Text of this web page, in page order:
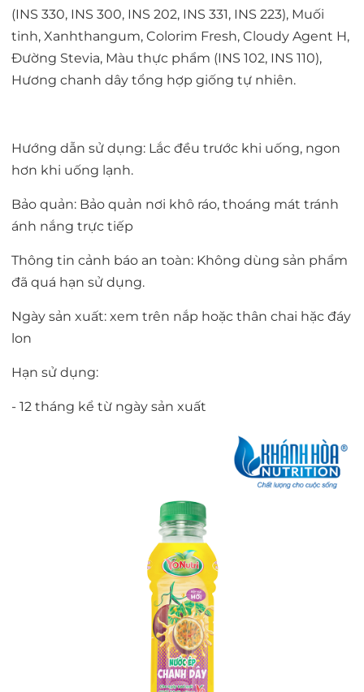
(INS 330, INS 300, INS 202, INS 331, INS 223), Muối
tinh, Xanhthangum, Colorim Fresh, Cloudy Agent H,
Đường Stevia, Màu thực phẩm (INS 102, INS 110),
Hương chanh dây tổng hợp giống tự nhiên.
Hướng dẫn sử dụng: Lắc đều trước khi uống, ngon
hơn khi uống lạnh.
Bảo quản: Bảo quản nơi khô ráo, thoáng mát tránh
ánh nắng trực tiếp
Thông tin cảnh báo an toàn: Không dùng sản phẩm
đã quá hạn sử dụng.
Ngày sản xuất: xem trên nắp hoặc thân chai hặc đáy
lon
Hạn sử dụng:
- 12 tháng kể từ ngày sản xuất
Không hiển thị hôm nay